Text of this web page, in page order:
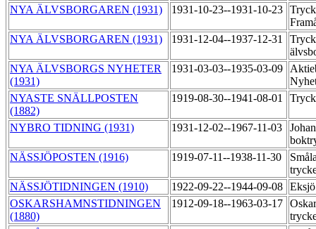
NYA ÄLVSBORGAREN (1931)
1931-10-23--1931-10-23
NYA ÄLVSBORGAREN (1931)
1931-12-04--1937-12-31
NYA ÄLVSBORGS NYHETER
(1931)
1931-03-03--1935-03-09
NYASTE SNÄLLPOSTEN
(1882)
1919-08-30--1941-08-01
NYBRO TIDNING (1931) 1931-12-02--1967-11-03
NÄSSJÖPOSTEN (1916)
1919-07-11--1938-11-30
NÄSSJÖTIDNINGEN (1910)
1922-09-22--1944-09-08
OSKARSHAMNSTIDNINGEN
(1880)
1912-09-18--1963-03-17